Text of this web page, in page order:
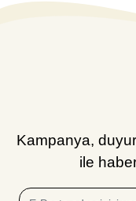
Kampanya,
ile